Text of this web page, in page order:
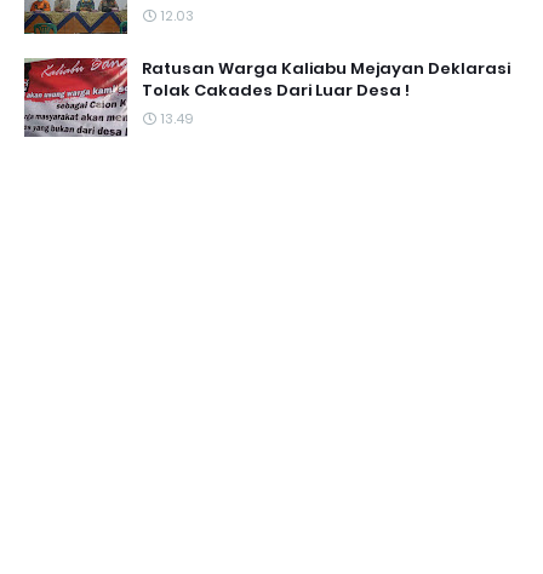
12.03
Ratusan Warga Kaliabu Mejayan Deklarasi
Tolak Cakades Dari Luar Desa !
13.49